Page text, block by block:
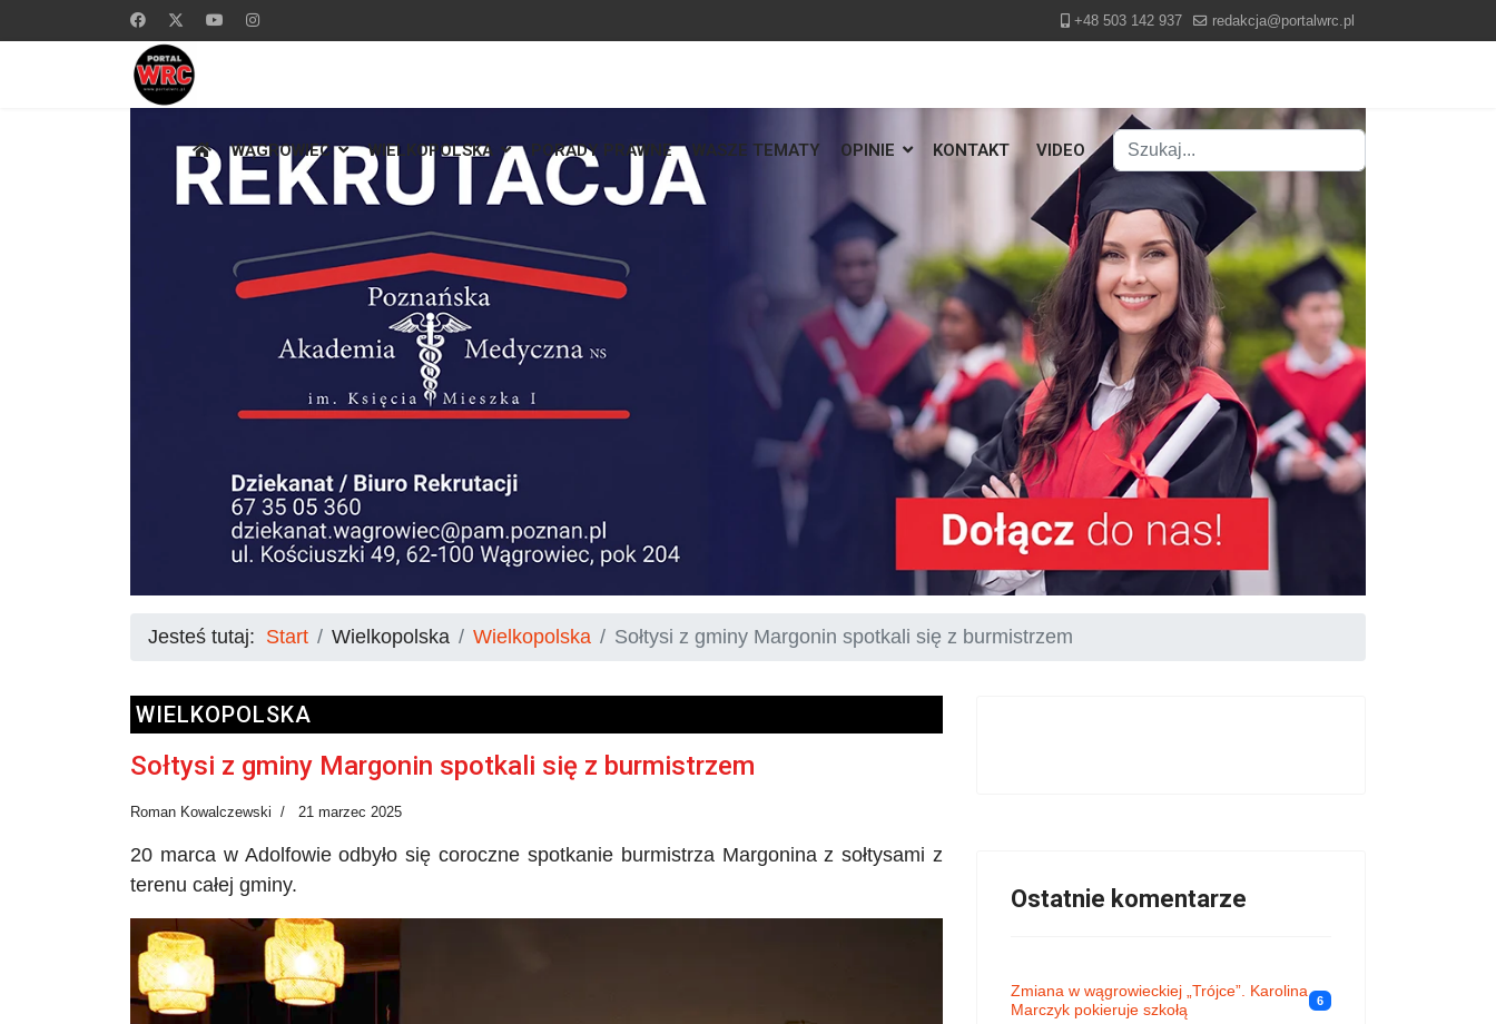
+48 503 142 937 redakcja@portalwrc.pl
WĄGROWIEC WIELKOPOLSKA PORADY PRAWNE WASZE TEMATY OPINIE KONTAKT VIDEO
Szukaj
Type 2 or more characters for results.
Jesteś tutaj: Start Wielkopolska Wielkopolska Sołtysi z gminy Margonin spotkali się z burmistrzem
WIELKOPOLSKA
Sołtysi z gminy Margonin spotkali się z burmistrzem
Roman Kowalczewski 21 marzec 2025
20 marca w Adolfowieodbyło się coroczne spotkanie burmistrza Margonina z sołtysami z
terenu całej gminy.
Ostatnie komentarze
Zmiana w wągrowieckiej „Trójce”. Karolina
Marczyk pokieruje szkołą
6